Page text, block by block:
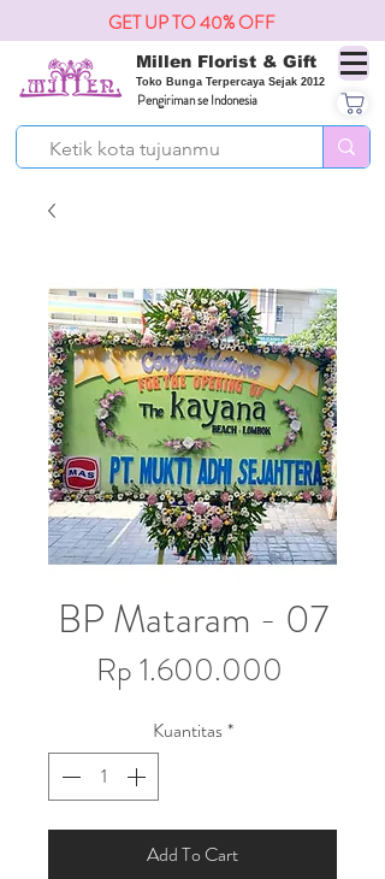
Millen Florist & Gift
Toko Bunga Terpercaya Sejak 2012
Pengiriman se Indonesia
GET UP TO 40% OFF
BP Mataram - 07
Rp 1.600.000
Kuantitas*
Add To Cart